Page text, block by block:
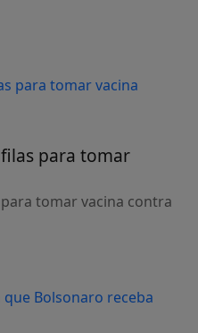
para tomar
tomar vacina contra